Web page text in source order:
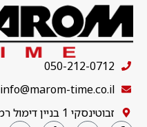
050-212-0712
info@marom-time.co.il
זבוטינסקי 1 בניין דימול רמת גן